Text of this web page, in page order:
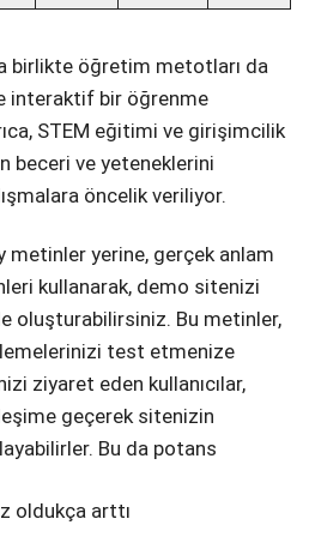
birlikte öğretim metotları da
interaktif bir öğrenme
STEM eğitimi ve girişimcilik
beceri ve yeteneklerini
öncelik veriliyor.
metinler yerine, gerçek anlam
kullanarak, demo sitenizi
oluşturabilirsiniz. Bu metinler,
test etmenize
ziyaret eden kullanıcılar,
geçerek sitenizin
Bu da potans
oldukça arttı